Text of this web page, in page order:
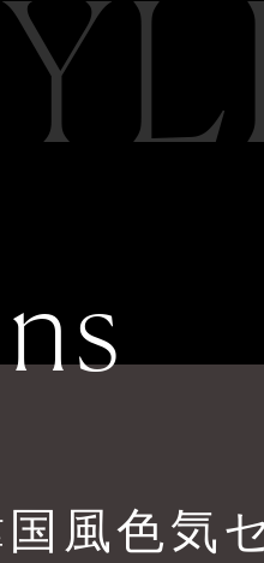
国風色気